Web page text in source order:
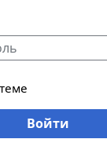
Войти